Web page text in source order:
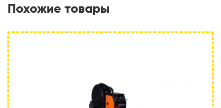
Похожие товары